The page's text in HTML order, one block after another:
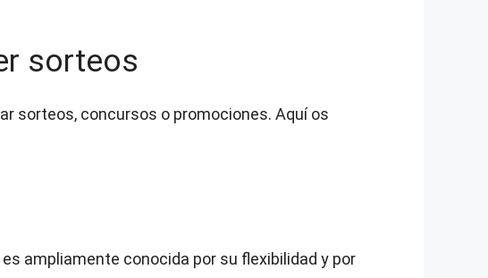
sorteos
sorteos, concursos o promociones. Aquí os
ampliamente conocida por su flexibilidad y por